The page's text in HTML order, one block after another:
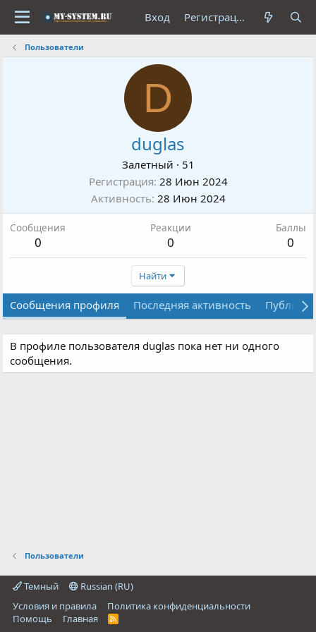
Вход Регистрация
Пользователи
D
duglas
Залетный · 51
Регистрация 28 Июн 2024
Активность 28 Июн 2024
Сообщения
0
Реакции
0
Баллы
0
Найти
Сообщения профиля Последняя активность
В профиле пользователя duglas пока нет ни одного
сообщения.
Пользователи
Темный
Russian (RU)
Условия и правила
Политика конфиденциальности
Помощь
Главная
R